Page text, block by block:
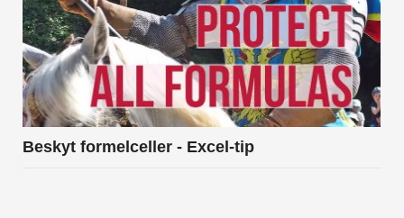
Beskyt formelceller - Excel-tip